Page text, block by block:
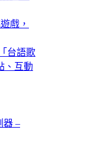
戲，
台語歌
、互動
器 –